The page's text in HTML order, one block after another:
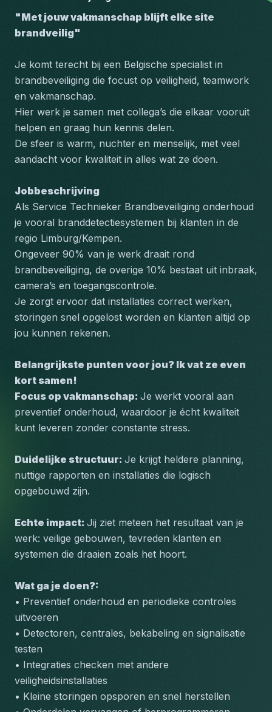
"Met jouw vakmanschap blijft elke site
brandveilig"
Je komt terecht bij een Belgische specialist in
brandbeveiliging die focust op veiligheid, teamwork
en vakmanschap.
Hier werk je samen met collega’s die elkaar vooruit
helpen en graag hun kennis delen.
De sfeer is warm, nuchter en menselijk, met veel
aandacht voor kwaliteit in alles wat ze doen.
Jobbeschrijving
Als Service Technieker Brandbeveiliging onderhoud
je vooral branddetectiesystemen bij klanten in de
regio Limburg/Kempen.
Ongeveer 90% van je werk draait rond
brandbeveiliging, de overige 10% bestaat uit inbraak,
camera’s en toegangscontrole.
Je zorgt ervoor dat installaties correct werken,
storingen snel opgelost worden en klanten altijd op
jou kunnen rekenen.
Belangrijkste punten voor jou? Ik vat ze even
kort samen!
Focus op vakmanschap: Je werkt vooral aan
preventief onderhoud, waardoor je écht kwaliteit
kunt leveren zonder constante stress.
Duidelijke structuur: Je krijgt heldere planning,
nuttige rapporten en installaties die logisch
opgebouwd zijn.
Echte impact: Jij ziet meteen het resultaat van je
werk: veilige gebouwen, tevreden klanten en
systemen die draaien zoals het hoort.
Wat ga je doen?:
• Preventief onderhoud en periodieke controles
uitvoeren
• Detectoren, centrales, bekabeling en signalisatie
testen
• Integraties checken met andere
veiligheidsinstallaties
• Kleine storingen opsporen en snel herstellen